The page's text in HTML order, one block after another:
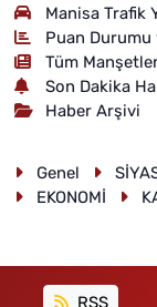
Manisa Trafik
Puan
Tüm
Son Dakika
Haber Arşivi
Genel
EKONOMİ
RSS